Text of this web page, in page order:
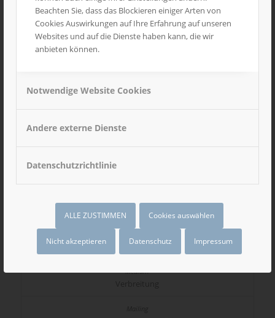
Beachten Sie, dass das Blockieren einiger Arten von
Cookies Auswirkungen auf Ihre Erfahrung auf unseren
Websites und auf die Dienste haben kann, die wir
anbieten können.
Notwendige Website Cookies
Andere externe Dienste
Datenschutzrichtlinie
ALLE ZUSTIMMEN Cookies auswählen
Nicht akzeptieren Datenschutz Impressum
Kindergärten
100 Kindergärten
Maximalbelegung
5.444 Kindergärten
1 Woche